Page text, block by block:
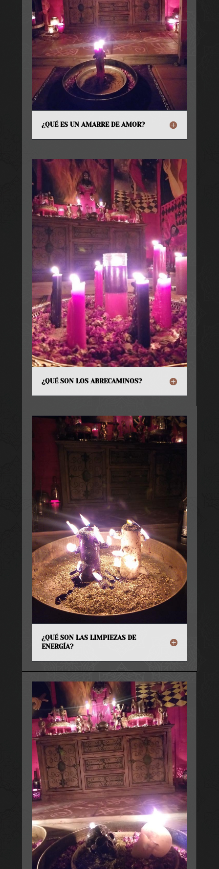
¿QUÉ ES UN AMARRE DE AMOR?
¿QUÉ SON LOS ABRECAMINOS?
¿QUÉ SON LAS LIMPIEZAS DE
ENERGÍA?